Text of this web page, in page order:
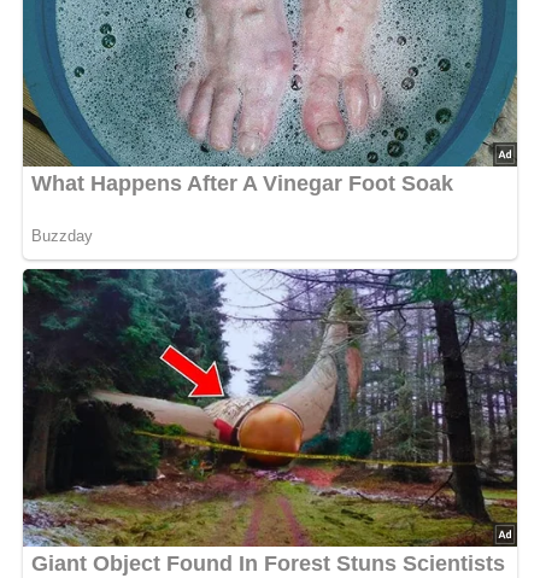
dazugeben und in der Sauce erwärmen. Dazu
Kartoffelgratin reichen.
Zum Marinieren: 12 Stunden, Zubereitungszeit ca. 4
Stunden